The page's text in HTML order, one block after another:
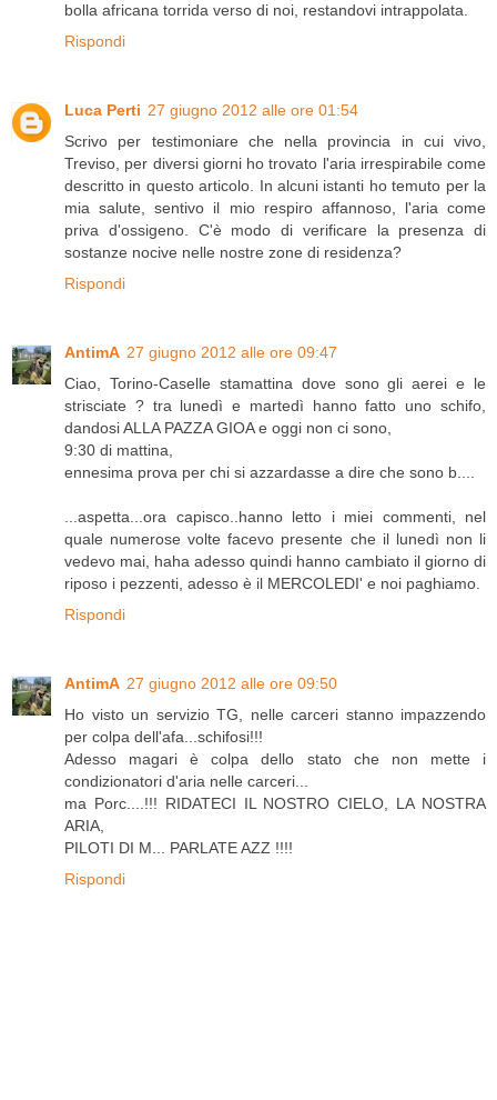
bolla africana torrida verso di noi, restandovi intrappolata.
Rispondi
Luca Perti 27 giugno 2012 alle ore 01:54
Scrivo per testimoniare che nella provincia in cui vivo,
Treviso, per diversi giorni ho trovato l'aria irrespirabile come
descritto in questo articolo. In alcuni istanti ho temuto per la
mia salute, sentivo il mio respiro affannoso, l'aria come
priva d'ossigeno. C'è modo di verificare la presenza di
sostanze nocive nelle nostre zone di residenza?
Rispondi
AntimA 27 giugno 2012 alle ore 09:47
Ciao, Torino-Caselle stamattina dove sono gli aerei e le
strisciate ? tra lunedì e martedì hanno fatto uno schifo,
dandosi ALLA PAZZA GIOA e oggi non ci sono,
9:30 di mattina,
ennesima prova per chi si azzardasse a dire che sono b....
...aspetta...ora capisco..hanno letto i miei commenti, nel
quale numerose volte facevo presente che il lunedì non li
vedevo mai, haha adesso quindi hanno cambiato il giorno di
riposo i pezzenti, adesso è il MERCOLEDI' e noi paghiamo.
Rispondi
AntimA 27 giugno 2012 alle ore 09:50
Ho visto un servizio TG, nelle carceri stanno impazzendo
per colpa dell'afa...schifosi!!!
Adesso magari è colpa dello stato che non mette i
condizionatori d'aria nelle carceri...
ma Porc....!!! RIDATECI IL NOSTRO CIELO, LA NOSTRA
ARIA,
PILOTI DI M... PARLATE AZZ !!!!
Rispondi